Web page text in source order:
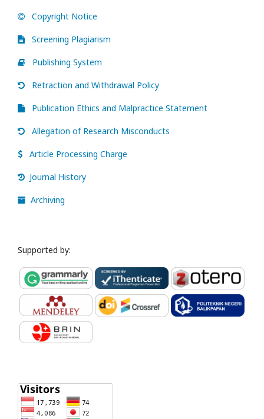
Copyright Notice
Screening Plagiarism
Publishing System
Retraction and Withdrawal Policy
Publication Ethics and Malpractice Statement
Allegation of Research Misconducts
Article Processing Charge
Journal History
Archiving
Supported by: